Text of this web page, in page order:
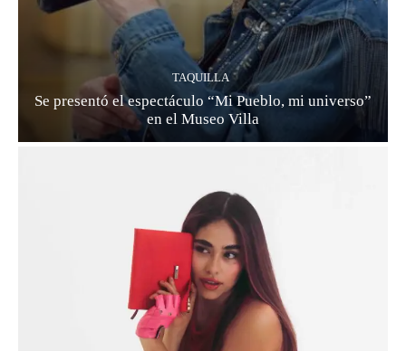
TAQUILLA
Se presentó el espectáculo “Mi Pueblo, mi universo”
en el Museo Villa